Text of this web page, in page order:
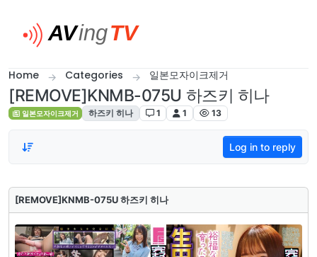
Home Categories 일본모자이크제거
[REMOVE]KNMB-075U 하즈키 히나
일본모자이크제거 하즈키 히나 1 1 13
Log in to reply
[REMOVE]KNMB-075U 하즈키 히나